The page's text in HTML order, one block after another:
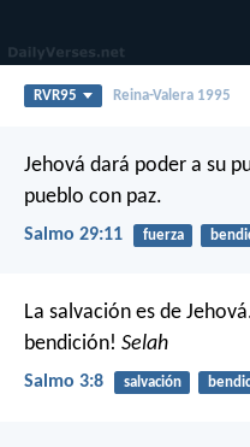
RVR95 Reina-Valera 1995
Jehová dará poder a su
pueblo con paz.
Salmo 29:11 fuerza
La salvación es de
bendición! Selah
Salmo 3:8 salvación